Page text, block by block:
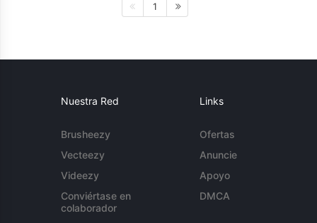
1
Nuestra Red
Brusheezy
Vecteezy
Videezy
Conviértase en
colaborador
Links
Ofertas
Anuncie
Apoyo
DMCA